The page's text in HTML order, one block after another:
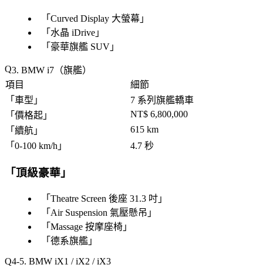
「 Curved Display 大螢幕 」
「 水晶 iDrive 」
「 豪華旗艦 SUV 」
3. BMW i7（旗艦）
項目
細節
「 車型 」
7 系列旗艦轎車
「 價格起 」
NT$ 6,800,000
「 續航 」
615 km
「 0-100 km/h 」 4.7 秒
「頂級豪華 」
「 Theatre Screen 後座 31.3 吋 」
「 Air Suspension 氣壓懸吊 」
「 Massage 按摩座椅 」
「 德系旗艦 」
4-5. BMW iX1 / iX2 / iX3